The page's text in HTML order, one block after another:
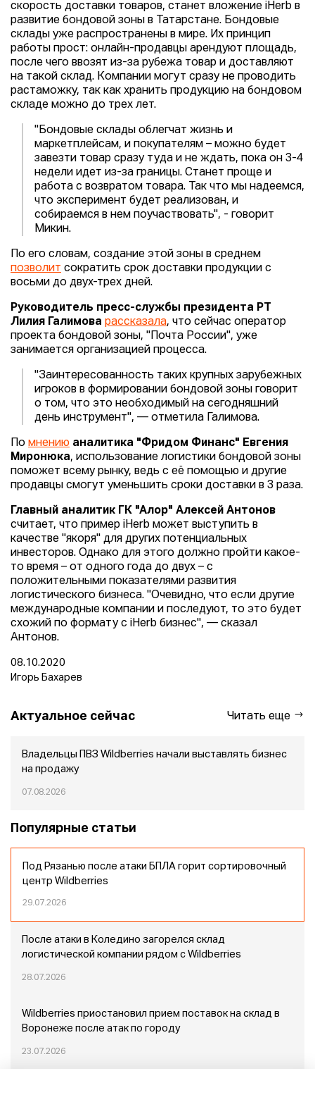
скорость доставки товаров, станет вложение iHerb в
развитие бондовой зоны в Татарстане. Бондовые
склады уже распространены в мире. Их принцип
работы прост: онлайн-продавцы арендуют площадь,
после чего ввозят из-за рубежа товар и доставляют
на такой склад. Компании могут сразу не проводить
растаможку, так как хранить продукцию на бондовом
складе можно до трех лет.
"Бондовые склады облегчат жизнь и
маркетплейсам, и покупателям – можно будет
завезти товар сразу туда и не ждать, пока он 3-4
недели идет из-за границы. Станет проще и
работа с возвратом товара. Так что мы надеемся,
что эксперимент будет реализован, и
собираемся в нем поучаствовать", - говорит
Микин.
По его словам, создание этой зоны в среднем
позволит сократить срок доставки продукции с
восьми до двух-трех дней.
Руководитель пресс-службы президента РТ
Лилия Галимова рассказала, что сейчас оператор
проекта бондовой зоны, "Почта России", уже
занимается организацией процесса.
"Заинтересованность таких крупных зарубежных
игроков в формировании бондовой зоны говорит
о том, что это необходимый на сегодняшний
день инструмент", — отметила Галимова.
По мнению аналитика "Фридом Финанс" Евгения
Миронюка, использование логистики бондовой зоны
поможет всему рынку, ведь с её помощью и другие
продавцы смогут уменьшить сроки доставки в 3 раза.
Главный аналитик ГК "Алор" Алексей Антонов
считает, что пример iHerb может выступить в
качестве "якоря" для других потенциальных
инвесторов. Однако для этого должно пройти какое-
то время – от одного года до двух – с
положительными показателями развития
логистического бизнеса. "Очевидно, что если другие
международные компании и последуют, то это будет
схожий по формату с iHerb бизнес", — сказал
Антонов.
08.10.2020
Игорь Бахарев
Актуальное сейчас Читать еще
Владельцы ПВЗ Wildberries начали выставлять бизнес
на продажу
07.08.2026
Популярные статьи
Под Рязанью после атаки БПЛА горит сортировочный
центр Wildberries
29.07.2026
После атаки в Коледино загорелся склад
логистической компании рядом с Wildberries
28.07.2026
Wildberries приостановил прием поставок на склад в
Воронеже после атак по городу
23.07.2026